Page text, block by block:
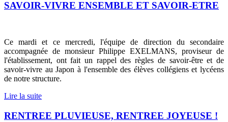
SAVOIR-VIVRE ENSEMBLE ET SAVOIR-ETRE
Ce mardi et ce mercredi, l'équipe de direction du secondaire
accompagnée de monsieur Philippe EXELMANS, proviseur de
l'établissement, ont fait un rappel des règles de savoir-être et de
savoir-vivre au Japon à l'ensemble des élèves collégiens et lycéens
de notre structure.
Lire la suite
RENTREE PLUVIEUSE, RENTREE JOYEUSE !